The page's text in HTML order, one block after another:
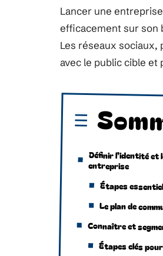
Lancer une
efficacement sur son
Les réseaux
avec le public cible et
Définir l’identité
entreprise
Étapes
Le plan de
Connaître et
Étapes clés